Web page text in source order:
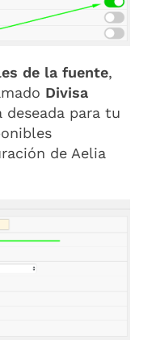
de la fuente,
Divisa
deseada para tu
de Aelia